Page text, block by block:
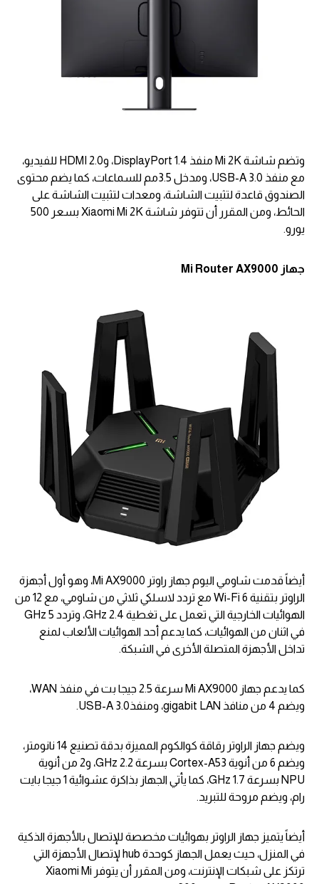
وتضم شاشة Mi 2K منفذ DisplayPort 1.4، وHDMI 2.0 للفيديو،
مع منفذ USB-A 3.0، ومدخل 3.5مم للسماعات، كما يضم محتوى
الصندوق قاعدة لتثبيت الشاشة، ومعدات لتثبيت الشاشة على
الحائط، ومن المقرر أن تتوفر شاشة Xiaomi Mi 2K بسعر 500
يورو.
جهاز Mi Router AX9000
أيضاً قدمت شاومي اليوم جهاز راوتر Mi AX9000، وهو أول أجهزة
الراوتر بتقنية Wi-Fi 6 مع تردد لاسلكي ثلاثي من شاومي، مع 12 من
الهوائيات الخارجية التي تعمل على تغطية 2.4 GHz، وتردد 5 GHz
في اثنان من الهوائيات، كما يدعم أحد الهوائيات الألعاب لمنع
تداخل الأجهزة المتصلة الأخرى في الشبكة.
كما يدعم جهاز Mi AX9000 سرعة 2.5 جيجا بت في منفذ WAN،
ويضم 4 من منافذ gigabit LAN، ومنفذUSB-A 3.0.
ويضم جهاز الراوتر رقاقة كوالكوم المميزة بدقة تصنيع 14 نانومتر،
ويضم 6 من أنوية Cortex-A53 بسرعة 2.2 GHz، و2 من أنوية
NPU بسرعة 1.7 GHz، كما يأتي الجهاز بذاكرة عشوائية 1 جيجا بايت
رام، ويضم مروحة للتبريد.
أيضاً يتميز جهاز الراوتر بهوائيات مخصصة للإتصال بالأجهزة الذكية
في المنزل، حيث يعمل الجهاز كوحدة hub لإتصال الأجهزة التي
ترتكز على شبكات الإنترنت، ومن المقرر أن يتوفر Xiaomi Mi